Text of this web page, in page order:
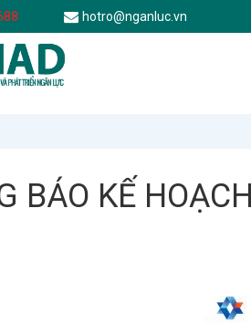
hotro@nganluc.vn
BÁO KẾ